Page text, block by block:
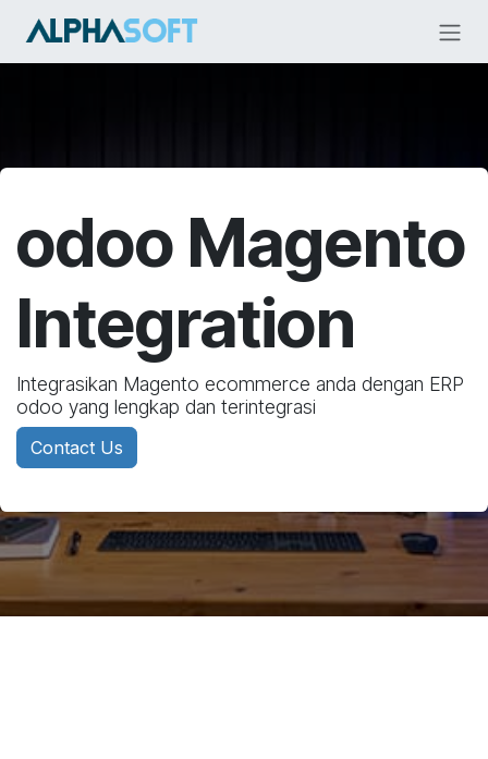
odoo Magento
Integration
Integrasikan Magento ecommerce anda dengan ERP
odoo yang lengkap dan terintegrasi
Contact Us